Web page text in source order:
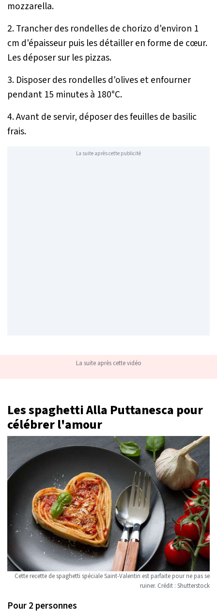
mozzarella.
2. Trancher des rondelles de chorizo d'environ 1
cm d'épaisseur puis les détailler en forme de cœur.
Les déposer sur les pizzas.
3. Disposer des rondelles d'olives et enfourner
pendant 15 minutes à 180°C.
4. Avant de servir, déposer des feuilles de basilic
frais.
La suite après cette publicité
La suite après cette vidéo
Les spaghetti Alla Puttanesca pour
célébrer l'amour
Cette recette de spaghetti spéciale Saint-Valentin est parfaite pour ne pas se
ruiner. Crédit : Shutterstock
Pour 2 personnes